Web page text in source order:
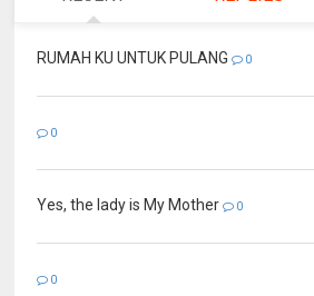
RUMAH KU UNTUK PULANG 0
0
Yes, the lady is My Mother 0
0